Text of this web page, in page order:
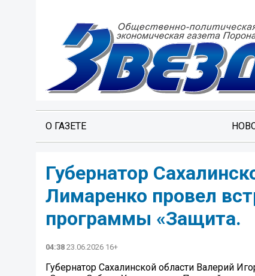
О ГАЗЕТЕ
Губернатор
Лимаренко провел
программы «Защита.
04:38 23.06.2026 16+
Губернатор Сахалинской области Валерий